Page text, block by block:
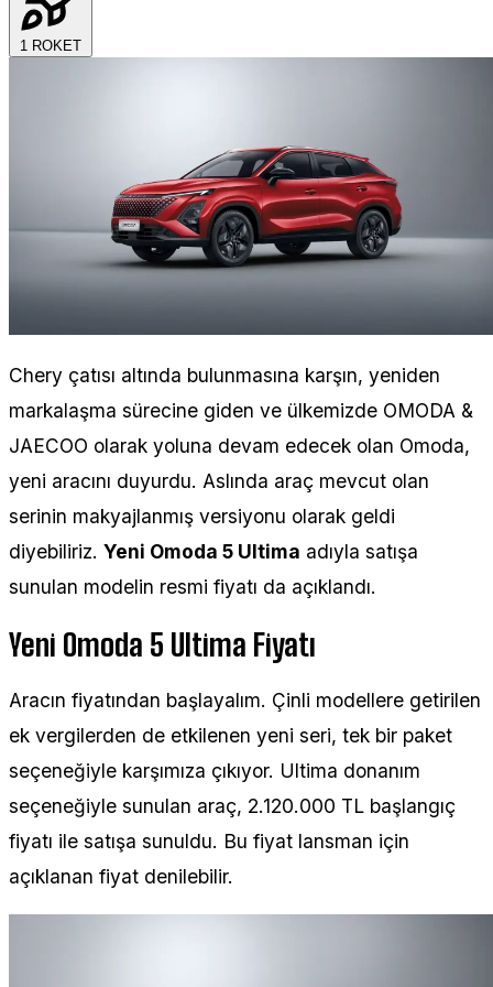
1 ROKET
Chery çatısı altında bulunmasına karşın, yeniden
markalaşma sürecine giden ve ülkemizde OMODA &
JAECOO olarak yoluna devam edecek olan Omoda,
yeni aracını duyurdu. Aslında araç mevcut olan
serinin makyajlanmış versiyonu olarak geldi
diyebiliriz. Yeni Omoda 5 Ultima adıyla satışa
sunulan modelin resmi fiyatı da açıklandı.
Yeni Omoda 5 Ultima Fiyatı
Aracın fiyatından başlayalım. Çinli modellere getirilen
ek vergilerden de etkilenen yeni seri, tek bir paket
seçeneğiyle karşımıza çıkıyor. Ultima donanım
seçeneğiyle sunulan araç, 2.120.000 TL başlangıç
fiyatı ile satışa sunuldu. Bu fiyat lansman için
açıklanan fiyat denilebilir.